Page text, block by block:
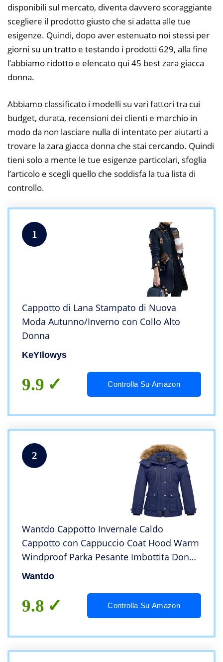
disponibili sul mercato, diventa davvero scoraggiante
scegliere il prodotto giusto che si adatta alle tue
esigenze. Quindi, dopo aver estenuato noi stessi per
giorni su un tratto e testando i prodotti 629, alla fine
l’abbiamo ridotto e elencato qui 45 best zara giacca
donna.
Abbiamo classificato i modelli su vari fattori tra cui
budget, durata, recensioni dei clienti e marchio in
modo da non lasciare nulla di intentato per aiutarti a
trovare la zara giacca donna che stai cercando. Quindi
tieni solo a mente le tue esigenze particolari, sfoglia
l’articolo e scegli quello che soddisfa la tua lista di
controllo.
1
Cappotto di Lana Stampato di Nuova
Moda Autunno/Inverno con Collo Alto
Donna
KeYIlowys
9.9 Controlla Su Amazon
2
Wantdo Cappotto Invernale Caldo
Cappotto con Cappuccio Coat Hood Warm
Windproof Parka Pesante Imbottita Donna
Blu Chiaro S
Wantdo
9.8 Controlla Su Amazon